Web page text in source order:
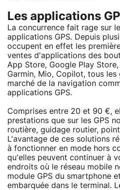
Les applications
La concurrence fait rage sur
applications GPS. Depuis
occupent en effet les
ventes d'applications des
App Store, Google Play
Garmin, Mio, Copilot, tous les
marché de la navigation
applications GPS.
Comprises entre 20 et 90 €,
prestations que sur les GPS
routière, guidage routier,
L'avantage de ces solutions
à fonctionner en mode hors
qu'elles peuvent continuer à
endroits où le réseau mobile
module GPS du smartphone
embarquée dans le terminal.